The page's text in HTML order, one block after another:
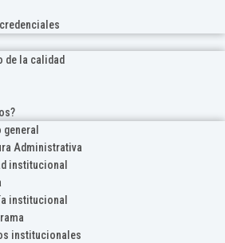
de la calidad
general
Administrativa
institucional
institucional
institucionales